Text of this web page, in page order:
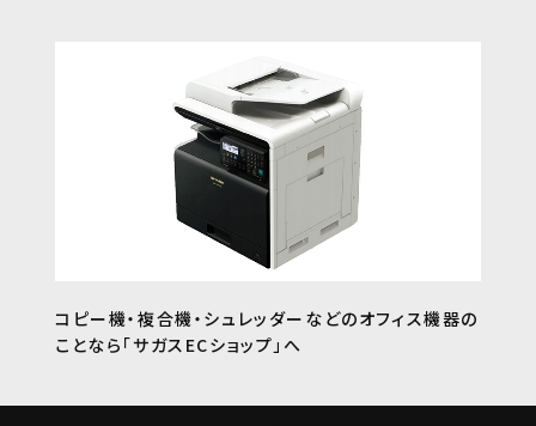
コピー機・複合機・シュレッダーなどのオフィス機器の
ことなら「サガスECショップ」へ